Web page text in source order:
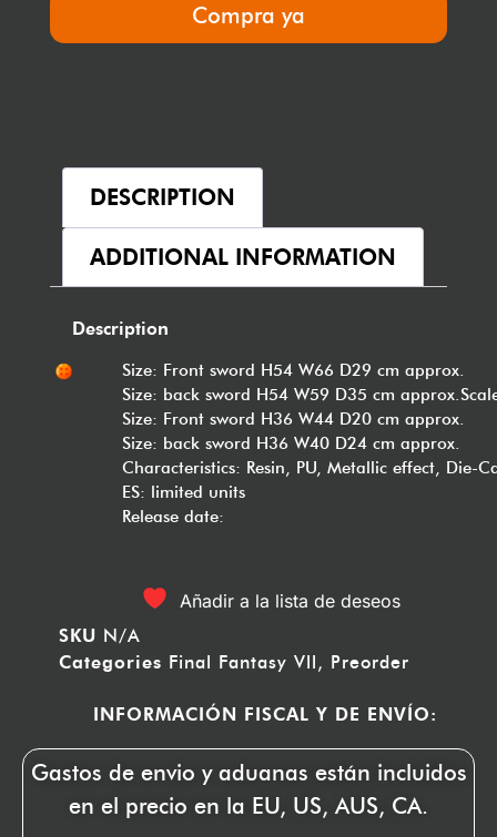
Compra ya
DESCRIPTION
ADDITIONAL INFORMATION
Description
Size: Front sword H54 W66 D29 cm approx.
Size: back sword H54 W59 D35 cm
Size: Front sword H36 W44 D20 cm approx.
Size: back sword H36 W40 D24 cm approx.
Characteristics: Resin, PU, Metallic effect, Die-
ES: limited units
Release date:
Añadir a la lista de deseos
SKU N/A
Categories Final Fantasy Vll , Preorder
INFORMACIÓN FISCAL Y DE ENVÍO:
Gastos de envio y aduanas están incluidos
en el precio en la EU, US, AUS, CA.